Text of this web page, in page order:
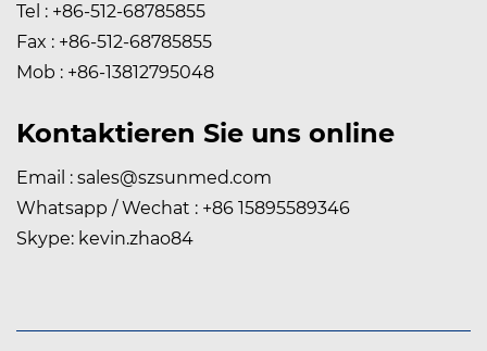
Tel : +86-512-68785855
Fax : +86-512-68785855
Mob : +86-13812795048
Kontaktieren Sie uns online
Email : sales@szsunmed.com
Whatsapp / Wechat : +86 15895589346
Skype: kevin.zhao84